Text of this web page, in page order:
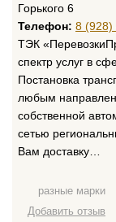
Горького 6
Телефон: 8 (928)
ТЭК
спектр услуг в
Постановка
любым
собственной
сетью
Вам доставку…
разные марки
Добавить отзыв